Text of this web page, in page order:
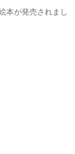
本が発売されまし